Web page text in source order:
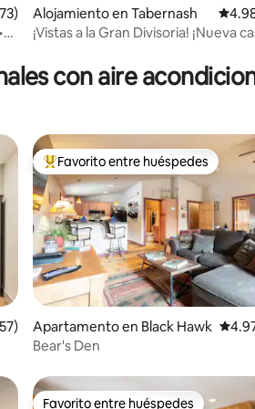
promedio: 4.95 de 5, 173 reseñas
Alojamiento en Tabernash
¡Vistas a la Gran Divisoria! ¡Nueva
con aire
promedio: 4.95 de 5, 157 reseñas
Favorito entre huéspedes preferido
Favorito entre huéspedes
Apartamento en Black Hawk
Bear's Den
Favorito entre huéspedes